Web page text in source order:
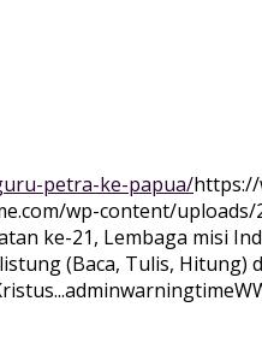
petra-ke-papua/
wp-content/uploads/
ke-21, Lembaga misi
(Baca, Tulis,
adminwarningtime